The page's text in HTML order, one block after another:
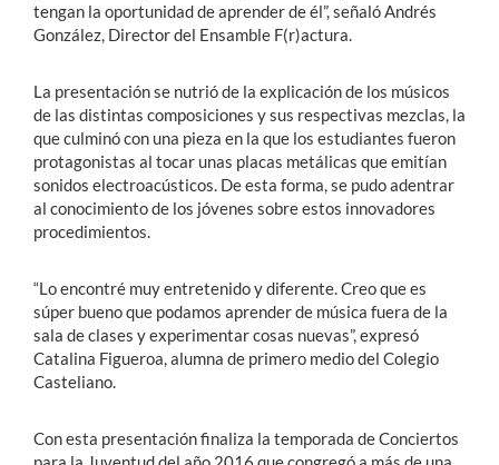
tengan la oportunidad de aprender de él”, señaló Andrés
González, Director del Ensamble F(r)actura.
La presentación se nutrió de la explicación de los músicos
de las distintas composiciones y sus respectivas mezclas, la
que culminó con una pieza en la que los estudiantes fueron
protagonistas al tocar unas placas metálicas que emitían
sonidos electroacústicos. De esta forma, se pudo adentrar
al conocimiento de los jóvenes sobre estos innovadores
procedimientos.
“Lo encontré muy entretenido y diferente. Creo que es
súper bueno que podamos aprender de música fuera de la
sala de clases y experimentar cosas nuevas”, expresó
Catalina Figueroa, alumna de primero medio del Colegio
Casteliano.
Con esta presentación finaliza la temporada de Conciertos